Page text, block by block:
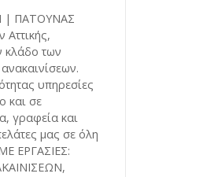
| ΠΑΤΟΥΝΑΣ
κλάδο των
υπηρεσίες
και σε
γραφεία και
μας σε όλη
ΕΡΓΑΣΙΕΣ: